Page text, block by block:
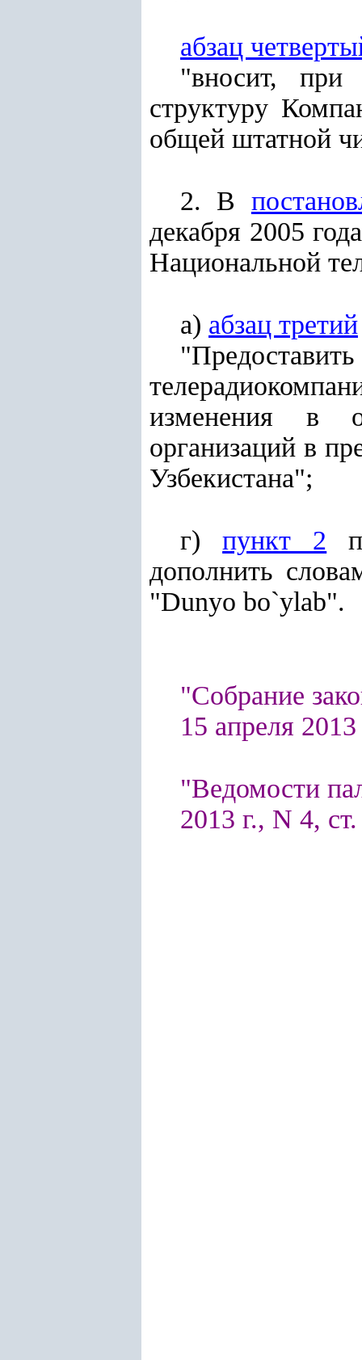
абзац
"вносит, при
структуру
общей штатной
2. В
декабря 2005
Национальной
а) абзац третий
изменения в
организаций в
Узбекистана";
г)пункт 2
дополнить
"Dunyo bo`ylab".
"Собрание
15 апреля
"Ведомости
2013 г., N 4,